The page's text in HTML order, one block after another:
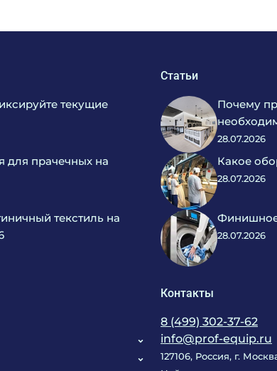
текущие
для прачечных на
текстиль на
Статьи
Почему
28.07.2026
Какое
28.07.2026
Финишное
28.07.2026
Контакты
8 (499) 302-37-62
info@prof-equip.ru
127106, Россия, г.